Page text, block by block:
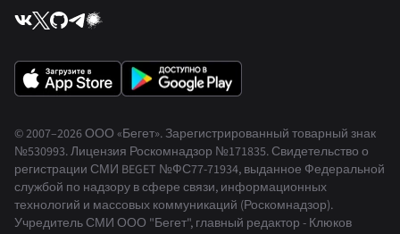
© 2007–2026 ООО «Бегет». Зарегистрированный товарный знак
№530993.Лицензия Роскомнадзор №171835. Свидетельство о
регистрации СМИ BEGET №ФС77-71934, выданное Федеральной
службой по надзору в сфере связи, информационных
технологий и массовых коммуникаций (Роскомнадзор).
Учредитель СМИ ООО "Бегет", главный редактор - Клюков